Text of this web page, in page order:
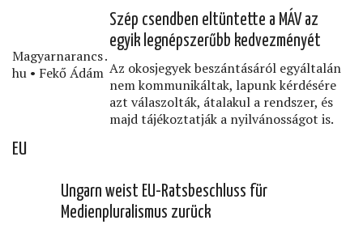
Magyarnarancs․
hu • Fekő Ádám
Szép csendben eltüntette a MÁV az
egyik legnépszerűbb kedvezményét
Az okosjegyek beszántásáról egyáltalán
nem kommunikáltak, lapunk kérdésére
azt válaszolták, átalakul a rendszer, és
majd tájékoztatják a nyilvánosságot is.
EU
Ungarn weist EU-Ratsbeschluss für
Medienpluralismus zurück